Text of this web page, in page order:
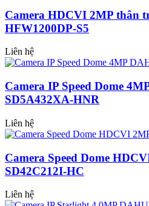
Camera HDCVI 2MP thân
HFW1200DP-S5
Liên hệ
Camera IP Speed Dome
SD5A432XA-HNR
Liên hệ
Camera Speed Dome
SD42C212I-HC
Liên hệ